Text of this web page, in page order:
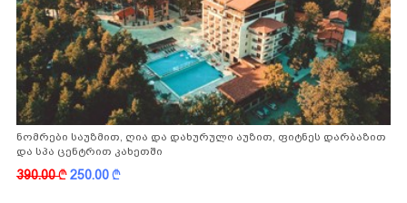
ნომრები საუზმით, ღია და დახურული აუზით, ფიტნეს დარბაზით
და სპა ცენტრით კახეთში
390.00k250.00k